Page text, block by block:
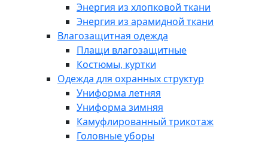
Энергия из хлопковой ткани
Энергия из арамидной ткани
Влагозащитная одежда
Плащи влагозащитные
Костюмы, куртки
Одежда для охранных структур
Униформа летняя
Униформа зимняя
Камуфлированный трикотаж
Головные уборы